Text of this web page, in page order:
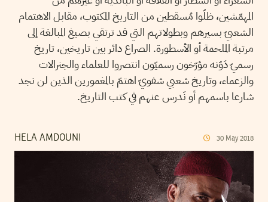
المهمّشين، ظلّوا مُسقطين من التاريخ المكتوب، مقابل الاهتمام
الشعبيّ بسيرهم وبطولاتهم التي قد ترتقي بصيغ المبالغة إلى
مرتبة الملحمة أو الأسطورة. الصراع دائر بين تاريخين، تاريخ
رسميّ دَوّنه مؤرّخون رسميّون انتصروا للعلماء والجنرالات
والزعماء، وتاريخ شعبي شفويّ اهتمّ بالمغمورين الذين لن نجد
شارعا باسمهم أو نَدرس عنهم في كتب التاريخ.
HELA AMDOUNI 30 May 2018